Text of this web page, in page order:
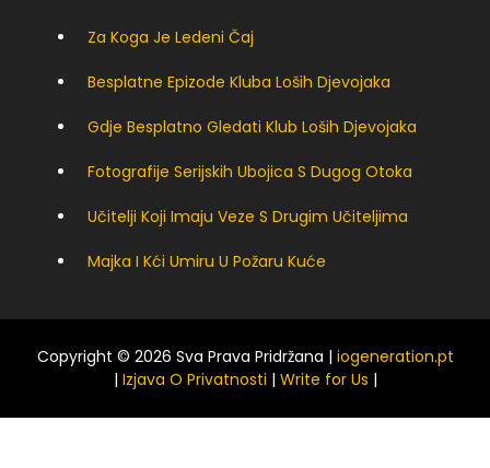
Za Koga Je Ledeni Čaj
Besplatne Epizode Kluba Loših Djevojaka
Gdje Besplatno Gledati Klub Loših Djevojaka
Fotografije Serijskih Ubojica S Dugog Otoka
Učitelji Koji Imaju Veze S Drugim Učiteljima
Majka I Kći Umiru U Požaru Kuće
Copyright © 2026 Sva Prava Pridržana | iogeneration.pt
| Izjava O Privatnosti | Write for Us |